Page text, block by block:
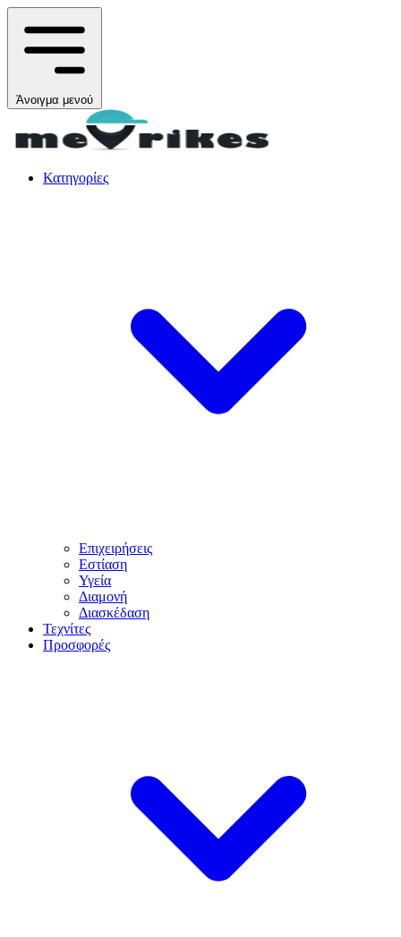
Άνοιγμα μενού
Κατηγορίες
Επιχειρήσεις
Εστίαση
Υγεία
Διαμονή
Διασκέδαση
Τεχνίτες
Προσφορές